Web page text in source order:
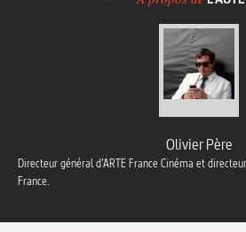
Olivier Père
Directeur général d’ARTE France Cinéma et
France.